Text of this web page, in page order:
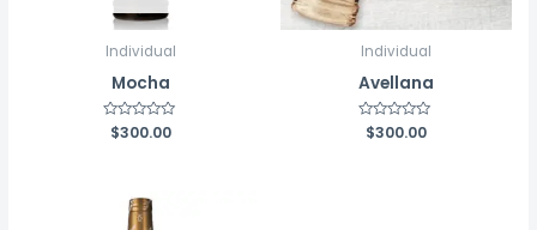
Individual
Mocha
Rated
$300.00
Individual
Avellana
Rated
$300.00